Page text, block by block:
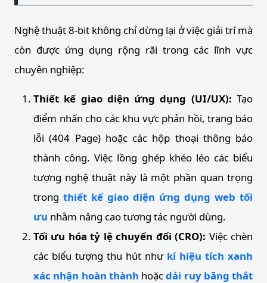
Nghệ thuật 8-bit không chỉ dừng lại ở việc giải trí mà
còn được ứng dụng rộng rãi trong các lĩnh vực
chuyên nghiệp:
Thiết kế giao diện ứng dụng (UI/UX): Tạo
điểm nhấn cho các khu vực phản hồi, trang báo
lỗi (404 Page) hoặc các hộp thoại thông báo
thành công. Việc lồng ghép khéo léo các biểu
tượng nghệ thuật này là một phần quan trọng
trong thiết kế giao diện ứng dụng web tối
ưu nhằm nâng cao tương tác người dùng.
Tối ưu hóa tỷ lệ chuyển đổi (CRO): Việc chèn
các biểu tượng thu hút như kí hiệu tích xanh
xác nhận hoàn thành hoặcdải ruy băng thắt